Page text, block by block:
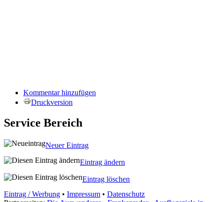
Kommentar hinzufügen
Druckversion
Service Bereich
Neuer Eintrag
Eintrag ändern
Eintrag löschen
Eintrag / Werbung • Impressum • Datenschutz